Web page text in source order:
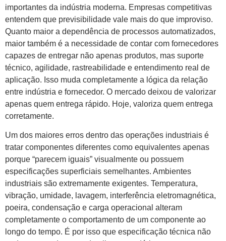
importantes da indústria moderna. Empresas competitivas
entendem que previsibilidade vale mais do que improviso.
Quanto maior a dependência de processos automatizados,
maior também é a necessidade de contar com fornecedores
capazes de entregar não apenas produtos, mas suporte
técnico, agilidade, rastreabilidade e entendimento real de
aplicação. Isso muda completamente a lógica da relação
entre indústria e fornecedor. O mercado deixou de valorizar
apenas quem entrega rápido. Hoje, valoriza quem entrega
corretamente.
Um dos maiores erros dentro das operações industriais é
tratar componentes diferentes como equivalentes apenas
porque “parecem iguais” visualmente ou possuem
especificações superficiais semelhantes. Ambientes
industriais são extremamente exigentes. Temperatura,
vibração, umidade, lavagem, interferência eletromagnética,
poeira, condensação e carga operacional alteram
completamente o comportamento de um componente ao
longo do tempo. É por isso que especificação técnica não